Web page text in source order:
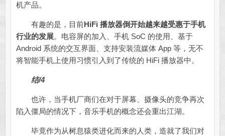
机产品。
有趣的是，目前HiFi 播放器倒开始越来越受惠于手机
行业的发展。电容屏的加入、手机 SoC 的使用、基于
Android 系统的交互界面、支持安装流媒体 App 等，无不
将智能手机上使用习惯引入到了传统的 HiFi 播放器中。
结/4
也许，当手机厂商们在对于屏幕、摄像头的竞争再次
陷入僵局的情况下，音乐手机的概念还会重出江湖。
毕竟作为从树息猿类进化而来的人类，造就了我们对